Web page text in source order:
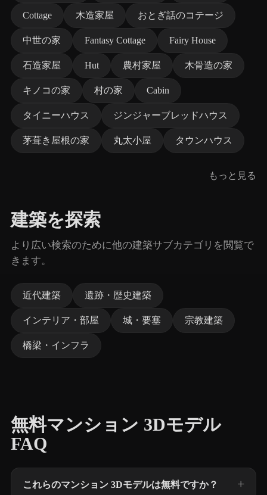
Cottage 木造家屋 おとぎ話のコテージ
中世の家 Fantasy Cottage Fairy House
石造家屋 Hut 農村家屋 木骨造の家
キノコの家 村の家 Cabin
タイニーハウス ジンジャーブレッドハウス
茅葺き屋根の家 丸太小屋 タウンハウス
もっと見る
建築を探索
より広い検索のために他の建築サブカテゴリを閲覧で
きます。
近代建築 遺跡・歴史建築
インテリア・部屋 城・要塞 宗教建築
橋梁・インフラ
無料マンション 3Dモデル
FAQ
これらのマンション 3Dモデルは無料ですか？